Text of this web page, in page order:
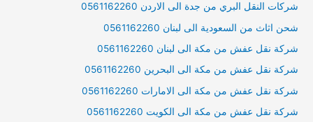
شركات النقل البري من جدة الى الاردن 0561162260
شحن اثاث من السعودية الى لبنان 0561162260
شركة نقل عفش من مكة الى لبنان 0561162260
شركة نقل عفش من مكة الى البحرين 0561162260
شركة نقل عفش من مكة الى الامارات 0561162260
شركة نقل عفش من مكة الى الكويت 0561162260